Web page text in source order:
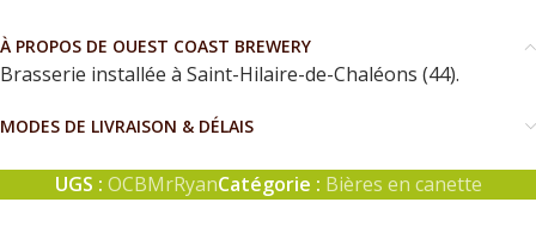
À PROPOS DE OUEST COAST BREWERY
Brasserie installée à Saint-Hilaire-de-Chaléons (44).
MODES DE LIVRAISON & DÉLAIS
UGS : OCBMrRyanCatégorie : Bières en canette